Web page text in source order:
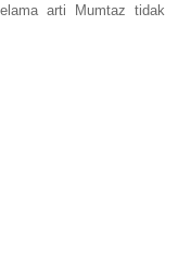
arti Mumtaz tidak